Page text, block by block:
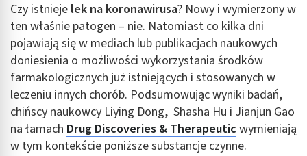
Czy istnieje lek na koronawirusa? Nowy i wymierzony w
ten właśnie patogen – nie. Natomiast co kilka dni
pojawiają się w mediach lub publikacjach naukowych
doniesienia o możliwości wykorzystania środków
farmakologicznych już istniejących i stosowanych w
leczeniu innych chorób. Podsumowując wyniki badań,
chińscy naukowcy Liying Dong, Shasha Hu i Jianjun Gao
na łamach Drug Discoveries & Therapeutic wymieniają
w tym kontekście poniższe substancje czynne.